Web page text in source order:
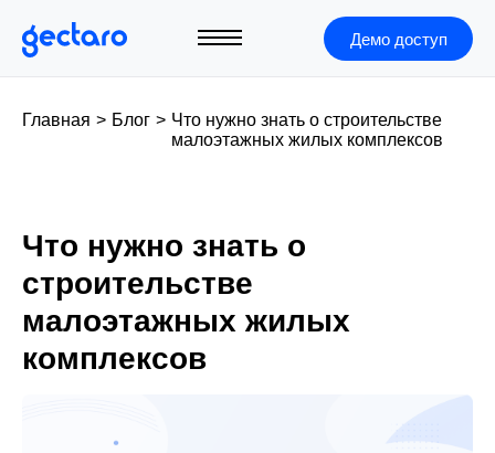
Демо доступ
Главная > Блог > Что нужно знать о строительстве
малоэтажных жилых комплексов
Что нужно знать о
строительстве
малоэтажных жилых
комплексов